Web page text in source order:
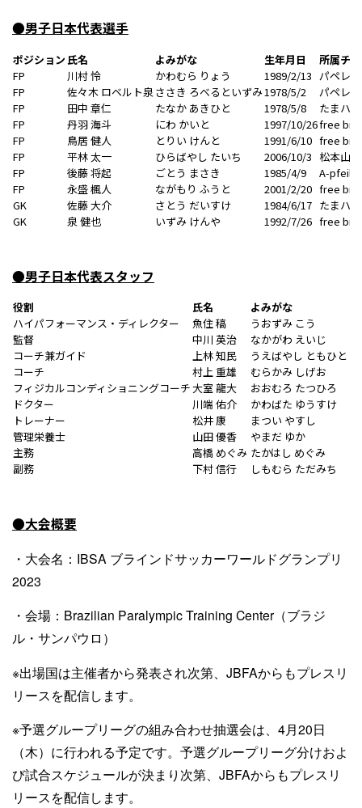
●男子日本代表選手
ポジション 氏名 よみがな 生年月日
所属チ
FP
川村 怜 かわむら りょう 1989/2/13 パペレ
FP
佐々木 ロベルト泉 ささき ろべるといずみ1978/5/2
パペレ
FP
田中 章仁 たなか あきひと 1978/5/8
たまハ
FP
丹羽 海斗 にわ かいと 1997/10/26free
FP
鳥居 健人 とりい けんと 1991/6/10 free
FP
平林 太一 ひらばやし たいち 2006/10/3 松本山雅
FP
後藤 将起 ごとう まさき 1985/4/9
A-pfeile
FP
永盛 楓人 ながもり ふうと 2001/2/20 free
GK
佐藤 大介 さとう だいすけ 1984/6/17 たまハ
GK
泉 健也 いずみ けんや 1992/7/26 free
●男子日本代表スタッフ
役割 氏名
よみがな
ハイパフォーマンス・ディレクター
魚住 稿
うおずみ こう
監督
中川 英治
なかがわ えいじ
コーチ兼ガイド
上林 知民
うえばやし ともひと
コーチ
村上 重雄
むらかみ しげお
フィジカルコンディショニングコーチ大室 龍大
おおむろ たつひろ
ドクター
川端 佑介
かわばた ゆうすけ
トレーナー
松井 康
まつい やすし
管理栄養士
山田 優香
やまだ ゆか
主務
高橋 めぐみ たかはし めぐみ
副務
下村 信行 しもむら ただみち
●大会概要
・大会名：IBSA ブラインドサッカーワールドグランプリ
2023
・会場：Brazilian Paralympic Training Center（ブラジ
ル・サンパウロ）
※出場国は主催者から発表され次第、JBFAからもプレスリ
リースを配信します。
※予選グループリーグの組み合わせ抽選会は、4月20日
（木）に行われる予定です。予選グループリーグ分けおよ
び試合スケジュールが決まり次第、JBFAからもプレスリ
リースを配信します。